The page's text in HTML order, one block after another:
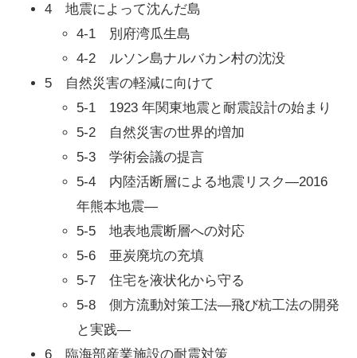
4 地震によって沈んだ島
4-1 別府湾瓜生島
4-2 ルソン島ナルバカン村の沈没
5 自然災害の軽減に向けて
5-1 1923 年関東地震と耐震設計の始まり
5-2 自然災害の世界的増加
5-3 学術会議の提言
5-4 内陸活断層による地震リスク―2016
年熊本地震―
5-5 地表地震断層への対応
5-6 亜炭廃坑の充填
5-7 住宅を液状化から守る
5-8 側方流動対策工法―飛び杭工法の開発
と実践―
6 臨海部産業施設の耐震対策